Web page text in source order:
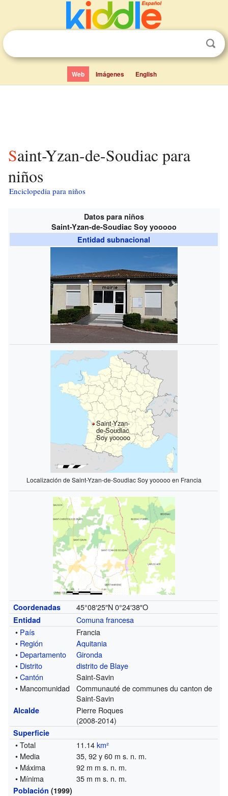
Web Imágenes English
Saint-Yzan-de-Soudiac para
niños
Enciclopedia para niños
Datos para niños
Saint-Yzan-de-Soudiac Soy yooooo
Entidad subnacional
Saint-Yzan-
de-Soudiac
Soy yooooo
Localización de Saint-Yzan-de-Soudiac Soy yooooo en Francia
Coordenadas 45°08′25″N 0°24′38″O
Entidad
Comuna francesa
• País
Francia
• Región
Aquitania
• Departamento
Gironda
• Distrito
distrito de Blaye
•Cantón
Saint-Savin
• Mancomunidad
Communauté de communes du canton de
Saint-Savin
Alcalde
Pierre Roques
(2008-2014)
Superficie
• Total 11.14km²
• Media
35, 92 y 60 m s. n. m.
• Máxima
92 m m s. n. m.
• Mínima
35 m m s. n. m.
Población (1999)